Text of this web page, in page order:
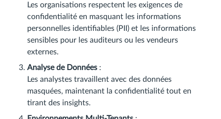
Les organisations respectent les exigences de
confidentialité en masquant les informations
personnelles identifiables (PII) et les informations
sensibles pour les auditeurs ou les vendeurs
externes.
Analyse de Données :
Les analystes travaillent avec des données
masquées, maintenant la confidentialité tout en
tirant des insights.